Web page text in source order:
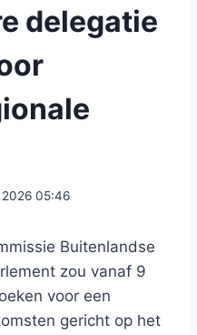
delegatie
05:46
Buitenlandse
zou vanaf 9
voor een
gericht op het